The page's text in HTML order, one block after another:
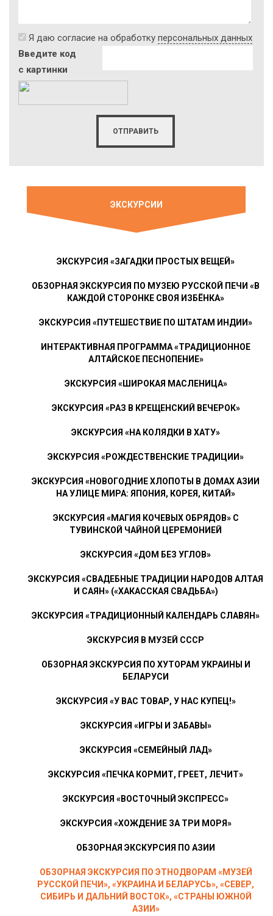
Я даю согласие на обработку персональных данных
Введите код
с картинки
ЭКСКУРСИИ
ЭКСКУРСИЯ «ЗАГАДКИ ПРОСТЫХ ВЕЩЕЙ»
ОБЗОРНАЯ ЭКСКУРСИЯ ПО МУЗЕЮ РУССКОЙ ПЕЧИ «В
КАЖДОЙ СТОРОНКЕ СВОЯ ИЗБЁНКА»
ЭКСКУРСИЯ «ПУТЕШЕСТВИЕ ПО ШТАТАМ ИНДИИ»
ИНТЕРАКТИВНАЯ ПРОГРАММА «ТРАДИЦИОННОЕ
АЛТАЙСКОЕ ПЕСНОПЕНИЕ»
ЭКСКУРСИЯ «ШИРОКАЯ МАСЛЕНИЦА»
ЭКСКУРСИЯ «РАЗ В КРЕЩЕНСКИЙ ВЕЧЕРОК»
ЭКСКУРСИЯ «НА КОЛЯДКИ В ХАТУ»
ЭКСКУРСИЯ «РОЖДЕСТВЕНСКИЕ ТРАДИЦИИ»
ЭКСКУРСИЯ «НОВОГОДНИЕ ХЛОПОТЫ В ДОМАХ АЗИИ
НА УЛИЦЕ МИРА: ЯПОНИЯ, КОРЕЯ, КИТАЙ»
ЭКСКУРСИЯ «МАГИЯ КОЧЕВЫХ ОБРЯДОВ» С
ТУВИНСКОЙ ЧАЙНОЙ ЦЕРЕМОНИЕЙ
ЭКСКУРСИЯ «ДОМ БЕЗ УГЛОВ»
ЭКСКУРСИЯ «СВАДЕБНЫЕ ТРАДИЦИИ НАРОДОВ АЛТАЯ
И САЯН» («ХАКАССКАЯ СВАДЬБА»)
ЭКСКУРСИЯ «ТРАДИЦИОННЫЙ КАЛЕНДАРЬ СЛАВЯН»
ЭКСКУРСИЯ В МУЗЕЙ СССР
ОБЗОРНАЯ ЭКСКУРСИЯ ПО ХУТОРАМ УКРАИНЫ И
БЕЛАРУСИ
ЭКСКУРСИЯ «У ВАС ТОВАР, У НАС КУПЕЦ!»
ЭКСКУРСИЯ «ИГРЫ И ЗАБАВЫ»
ЭКСКУРСИЯ «СЕМЕЙНЫЙ ЛАД»
ЭКСКУРСИЯ «ПЕЧКА КОРМИТ, ГРЕЕТ, ЛЕЧИТ»
ЭКСКУРСИЯ «ВОСТОЧНЫЙ ЭКСПРЕСС»
ЭКСКУРСИЯ «ХОЖДЕНИЕ ЗА ТРИ МОРЯ»
ОБЗОРНАЯ ЭКСКУРСИЯ ПО АЗИИ
ОБЗОРНАЯ ЭКСКУРСИЯ ПО ЭТНОДВОРАМ «МУЗЕЙ
РУССКОЙ ПЕЧИ», «УКРАИНА И БЕЛАРУСЬ», «СЕВЕР,
СИБИРЬ И ДАЛЬНИЙ ВОСТОК», «СТРАНЫ ЮЖНОЙ
АЗИИ»